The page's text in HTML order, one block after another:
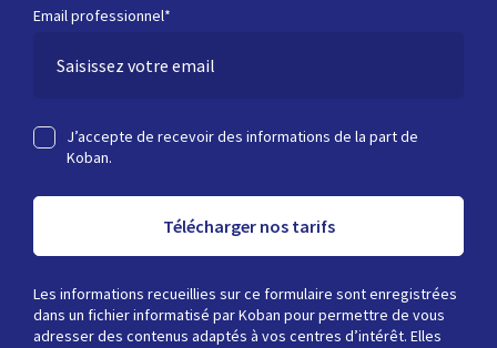
Email professionnel*
J’accepte de recevoir des informations de la part de
Koban.
Télécharger nos tarifs
Les informations recueillies sur ce formulaire sont enregistrées
dans un fichier informatisé par Koban pour permettre de vous
adresser des contenus adaptés à vos centres d’intérêt. Elles